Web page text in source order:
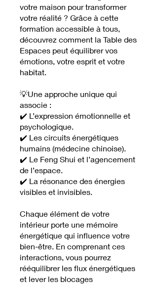
votre maison pour transformer
votre réalité ? Grâce à cette
formation accessible à tous,
découvrez comment la Table des
Espaces peut équilibrer vos
émotions, votre esprit et votre
habitat.
💡Une approche unique qui
associe :
✔️ L’expression émotionnelle et
psychologique.
✔️ Les circuits énergétiques
humains (médecine chinoise).
✔️ Le Feng Shui et l’agencement
de l’espace.
✔️ La résonance des énergies
visibles et invisibles.
Chaque élément de votre
intérieur porte une mémoire
énergétique qui influence votre
bien-être. En comprenant ces
interactions, vous pourrez
rééquilibrer les flux énergétiques
et lever les blocages